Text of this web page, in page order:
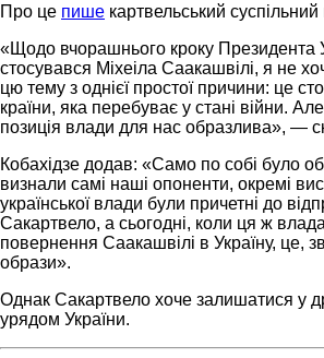
Про це пише картвельський
«Щодо вчорашнього кроку Президента
стосувався Міхеіла Саакашвілі, я не
цю тему з однієї простої причини: це
країни, яка перебуває у стані війни.
позиція влади для нас образлива», —
Кобахідзе додав: «Само по собі було
визнали самі наші опоненти, окремі
української влади були причетні до
Сакартвело, а сьогодні, коли ця ж
повернення Саакашвілі в Україну, це,
образи».
Однак Сакартвело хоче залишатися у
урядом України.